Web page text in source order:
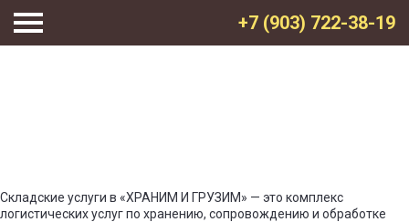
+7 (903) 722-38-19
Складские услуги в «ХРАНИМ И ГРУЗИМ» — это комплекс
логистических услуг по хранению, сопровождению и обработке